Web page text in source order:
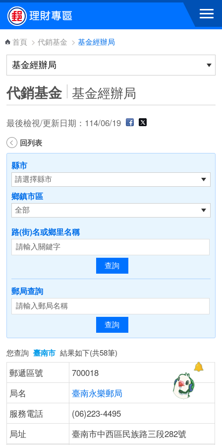
跳到主要內容區塊
首頁 > 代銷基金 > 基金經辦局
代銷基金 基金經辦局
最後檢視/更新日期：114/06/19
回列表
縣市
鄉鎮市區
路(街)名或鄉里名稱
郵局查詢
您查詢 臺南市 結果如下(共58筆)
郵遞區號
700018
局名
臺南永樂郵局
服務電話
(06)223-4495
局址
臺南市中西區民族路三段282號